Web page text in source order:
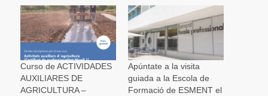
en
una
ventana
nueva)
en
una
ventana
nueva)
en
una
ventana
nueva)
ventana
nueva)
electrónico
a
un
amigo
(Se
abre
en
una
ventana
nueva)
Curso de ACTIVIDADES
AUXILIARES DE
AGRICULTURA –
Apúntate a la visita
guiada a la Escola de
Formació de ESMENT el